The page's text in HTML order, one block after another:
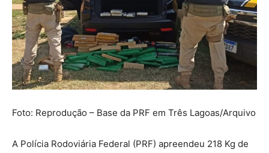
Foto: Reprodução – Base da PRF em Três Lagoas/Arquivo
A Polícia Rodoviária Federal (PRF) apreendeu 218 Kg de